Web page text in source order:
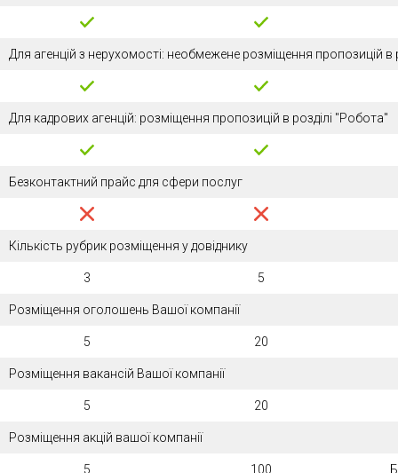
Для агенцій з нерухомості: необмежене розміщення пропозицій в
Для кадрових агенцій: розміщення пропозицій в розділі "Робота"
Безконтактний прайс для сфери послуг
Кількість рубрик розміщення у довіднику
3 5
Розміщення оголошень Вашої компанії
5 20
Розміщення вакансій Вашої компанії
5 20
Розміщення акцій вашої компанії
5 100